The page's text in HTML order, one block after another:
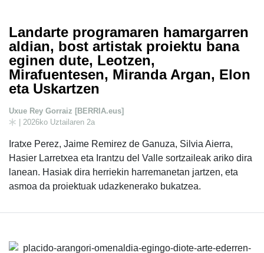
Landarte programaren hamargarren
aldian, bost artistak proiektu bana
eginen dute, Leotzen,
Mirafuentesen, Miranda Argan, Elon
eta Uskartzen
Uxue Rey Gorraiz [BERRIA.eus]
| 2026ko Uztailaren 2a
Iratxe Perez, Jaime Remirez de Ganuza, Silvia Aierra,
Hasier Larretxea eta Irantzu del Valle sortzaileak ariko dira
lanean. Hasiak dira herriekin harremanetan jartzen, eta
asmoa da proiektuak udazkenerako bukatzea.